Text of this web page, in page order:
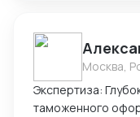
Москва,
Экспертиза:
таможенного